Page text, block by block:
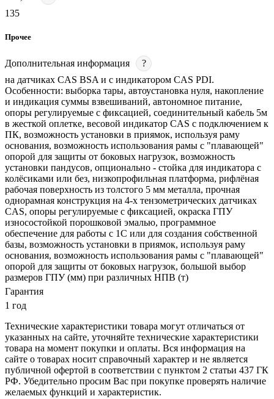
135
Прочее
Дополнительная информация
?
на датчиках CAS BSA и с индикатором CAS PDI.
Особенности: выборка тары, автоустановка нуля, накопление
и индикация суммы взвешиваний, автономное питание,
опоры регулируемые с фиксацией, соединительный кабель 5м
в жесткой оплетке, весовой индикатор CAS с подключением к
ПК, возможность установки в приямок, используя раму
основания, возможность использования рамы с "плавающей"
опорой для защиты от боковых нагрузок, возможность
установки пандусов, опционально - стойка для индикатора с
колёсиками или без, низкопрофильная платформа, рифлёная
рабочая поверхность из толстого 5 мм металла, прочная
однорамная конструкция на 4-х тензометрических датчиках
CAS, опоры регулируемые с фиксацией, окраска ГПУ
износостойкой порошковой эмалью, программное
обеспечение для работы с 1С или для создания собственной
базы, возможность установки в приямок, используя раму
основания, возможность использования рамы с "плавающей"
опорой для защиты от боковых нагрузок, большой выбор
размеров ГПУ (мм) при различных НПВ (т)
Гарантия
1 год
Технические характеристики товара могут отличаться от
указанных на сайте, уточняйте технические характеристики
товара на момент покупки и оплаты. Вся информация на
сайте о товарах носит справочный характер и не является
публичной офертой в соответствии с пунктом 2 статьи 437 ГК
РФ. Убедительно просим Вас при покупке проверять наличие
желаемых функций и характеристик.